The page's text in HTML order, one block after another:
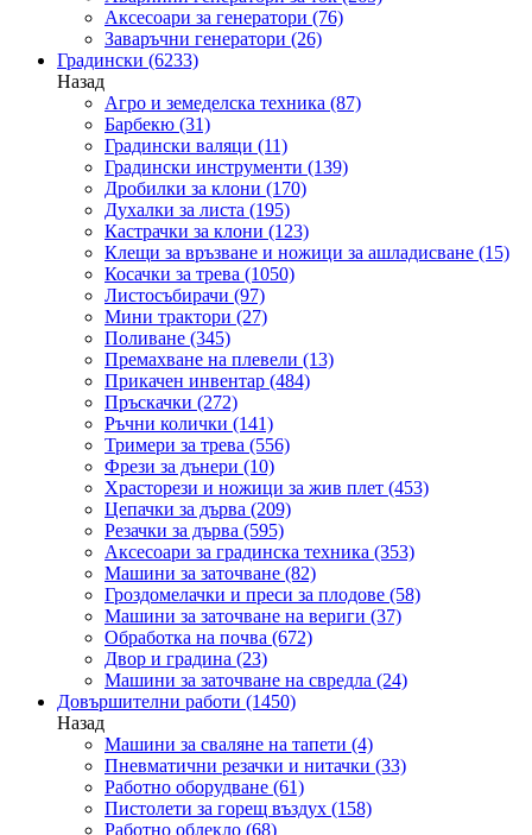
Аксесоари за генератори (76)
Заваръчни генератори (26)
Градински (6233)
Назад
Агро и земеделска техника (87)
Барбекю (31)
Градински валяци (11)
Градински инструменти (139)
Дробилки за клони (170)
Духалки за листа (195)
Кастрачки за клони (123)
Клещи за връзване и ножици за ашладисване (15)
Косачки за трева (1050)
Листосъбирачи (97)
Мини трактори (27)
Поливане (345)
Премахване на плевели (13)
Прикачен инвентар (484)
Пръскачки (272)
Ръчни колички (141)
Тримери за трева (556)
Фрези за дънери (10)
Храсторези и ножици за жив плет (453)
Цепачки за дърва (209)
Резачки за дърва (595)
Аксесоари за градинска техника (353)
Машини за заточване (82)
Гроздомелачки и преси за плодове (58)
Машини за заточване на вериги (37)
Обработка на почва (672)
Двор и градина (23)
Машини за заточване на свредла (24)
Довършителни работи (1450)
Назад
Машини за сваляне на тапети (4)
Пневматични резачки и нитачки (33)
Работно оборудване (61)
Пистолети за горещ въздух (158)
Работно облекло (68)